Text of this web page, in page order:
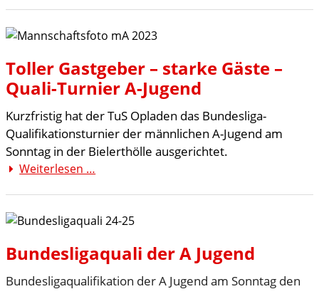
für
männliche
A-
beim
BHC
II
Toller Gastgeber – starke Gäste –
Quali-Turnier A-Jugend
Kurzfristig hat der TuS Opladen das Bundesliga-
Qualifikationsturnier der männlichen A-Jugend am
Sonntag in der Bielerthölle ausgerichtet.
Weiterlesen …
starke
–
Turnier
Bundesligaquali der A Jugend
Bundesligaqualifikation der A Jugend am Sonntag den